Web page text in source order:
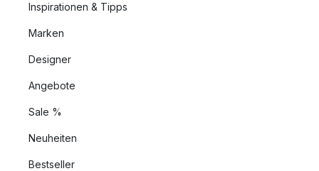
Inspirationen & Tipps
Marken
Designer
Angebote
Sale %
Neuheiten
Bestseller